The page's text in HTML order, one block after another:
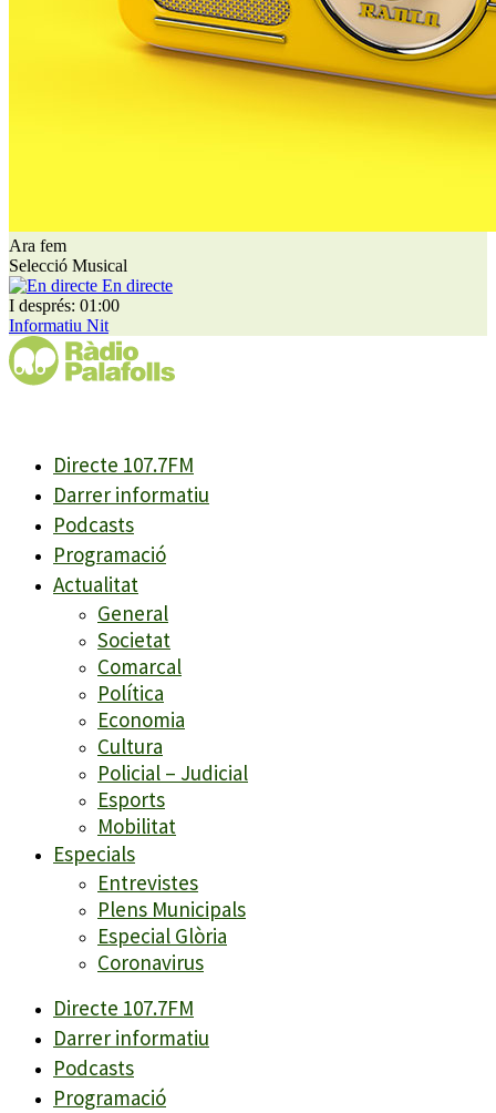
Ara fem
Selecció Musical
En directe
I després: 01:00
Informatiu Nit
Directe 107.7FM
Darrer informatiu
Podcasts
Programació
Actualitat
General
Societat
Comarcal
Política
Economia
Cultura
Policial – Judicial
Esports
Mobilitat
Especials
Entrevistes
Plens Municipals
Especial Glòria
Coronavirus
Directe 107.7FM
Darrer informatiu
Podcasts
Programació